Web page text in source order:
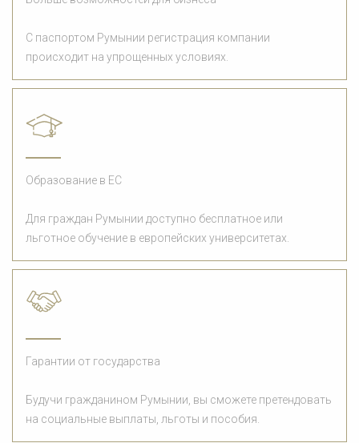
С паспортом Румынии регистрация компании
происходит на упрощенных условиях.
Образование в ЕС
Для граждан Румынии доступно бесплатное или
льготное обучение в европейских университетах.
Гарантии от государства
Будучи гражданином Румынии, вы сможете претендовать
на социальные выплаты, льготы и пособия.